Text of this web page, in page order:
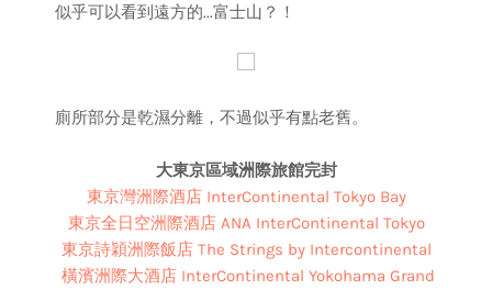
似乎可以看到遠方的...富士山？！
廁所部分是乾濕分離，不過似乎有點老舊。
大東京區域洲際旅館完封
東京灣洲際酒店 InterContinental Tokyo Bay
東京全日空洲際酒店 ANA InterContinental Tokyo
東京詩穎洲際飯店 The Strings by Intercontinental
橫濱洲際大酒店 InterContinental Yokohama Grand